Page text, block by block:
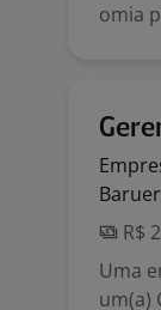
omia
R$
Uma
um(a)